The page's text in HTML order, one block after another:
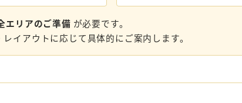
エリアのご準備 が必要です。
イアウトに応じて具体的にご案内します。